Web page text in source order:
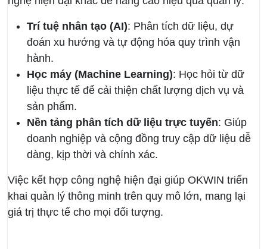
Trí tuệ nhân tạo (AI): Phân tích dữ liệu, dự
đoán xu hướng và tự động hóa quy trình vận
hành.
Học máy (Machine Learning): Học hỏi từ dữ
liệu thực tế để cải thiện chất lượng dịch vụ và
sản phẩm.
Nền tảng phân tích dữ liệu trực tuyến: Giúp
doanh nghiệp và cộng đồng truy cập dữ liệu dễ
dàng, kịp thời và chính xác.
Việc kết hợp công nghệ hiện đại giúp OKWIN triển
khai quản lý thông minh trên quy mô lớn, mang lại
giá trị thực tế cho mọi đối tượng.